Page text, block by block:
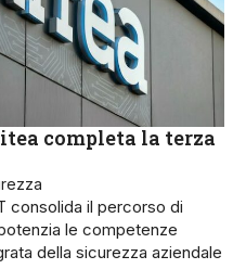
completa la terza
consolida il percorso di
le competenze
della sicurezza aziendale